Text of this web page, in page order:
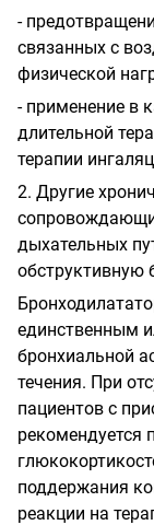
-
связанных с
физической
- применение в
длительной
терапии
2. Другие
дыхательных
обструктивную
единственным
бронхиальной
течения. При
пациентов с
рекомендуется
поддержания
реакции на